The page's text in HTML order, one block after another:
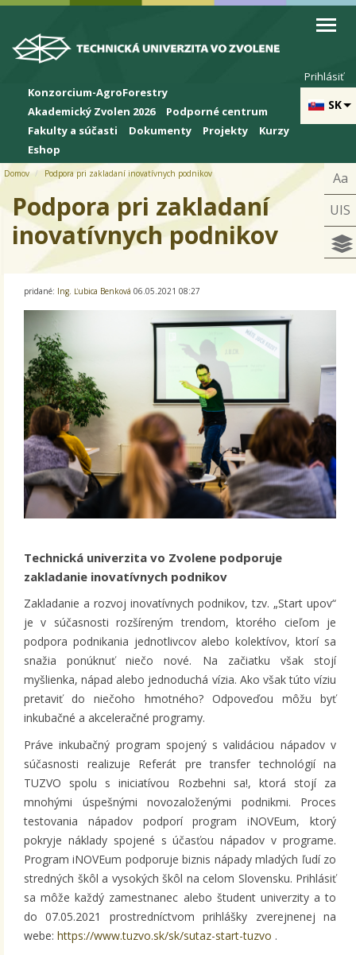
Skip to cookies
Skip to navigation
Skočiť na hlavný obsah
SK
Prihlásiť
Konzorcium-AgroForestry
Akademický Zvolen 2026
Podporné centrum
Fakulty a súčasti
Dokumenty Projekty
Kurzy
Eshop
Aa
UIS
Domov Podpora pri zakladaní inovatívnych podnikov
Podpora pri zakladaní
inovatívnych podnikov
pridané: Ing. Ľubica Benková 06.05.2021 08:27
Technická univerzita vo Zvolene podporuje
zakladanie inovatívnych podnikov
Zakladanie a rozvoj inovatívnych podnikov, tzv. „Start upov“
je v súčasnosti rozšíreným trendom, ktorého cieľom je
podpora podnikania jednotlivcov alebo kolektívov, ktorí sa
snažia ponúknuť niečo nové. Na začiatku však stojí
myšlienka, nápad alebo jednoduchá vízia. Ako však túto víziu
pretaviť do niečoho hmotného? Odpoveďou môžu byť
inkubačné a akceleračné programy.
Práve inkubačný program spojený s validáciou nápadov v
súčasnosti realizuje Referát pre transfer technológií na
TUZVO spolu s iniciatívou Rozbehni sa!, ktorá stojí za
mnohými úspešnými novozaloženými podnikmi. Proces
testovania nápadov podporí program iNOVEum, ktorý
pokryje náklady spojené s účasťou nápadov v programe.
Program iNOVEum podporuje biznis nápady mladých ľudí zo
stredných škôl a vysokých škôl na celom Slovensku. Prihlásiť
sa môže každý zamestnanec alebo študent univerzity a to
do 07.05.2021 prostredníctvom prihlášky zverejnenej na
webe: https://www.tuzvo.sk/sk/sutaz-start-tuzvo .